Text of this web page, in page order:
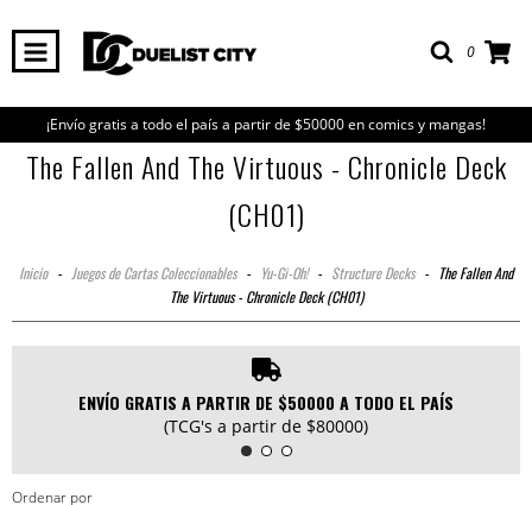
0
¡Envío gratis a todo el país a partir de $50000 en comics y mangas!
The Fallen And The Virtuous - Chronicle Deck
(CH01)
Inicio - Juegos de Cartas Coleccionables - Yu-Gi-Oh! - Structure Decks - The Fallen And
The Virtuous - Chronicle Deck (CH01)
ENVÍO GRATIS A PARTIR DE $50000 A TODO EL PAÍS
(TCG's a partir de $80000)
Ordenar por